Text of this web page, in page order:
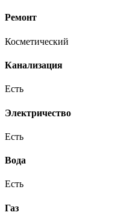
Ремонт
Косметический
Канализация
Есть
Электричество
Есть
Вода
Есть
Газ